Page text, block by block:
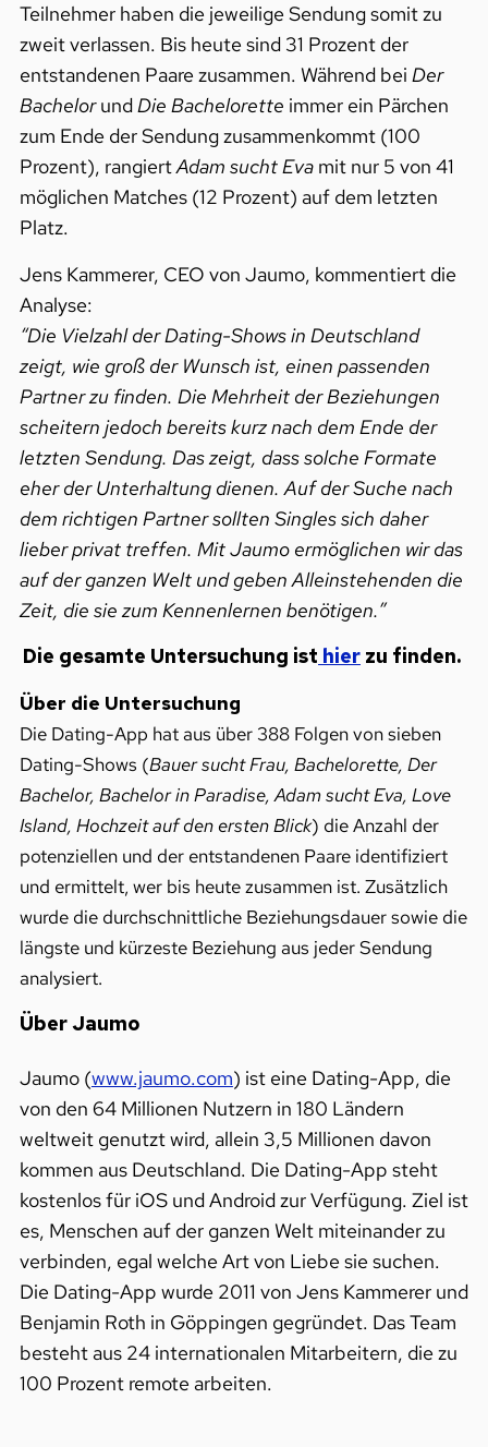
Teilnehmer haben die jeweilige Sendung somit zu
zweit verlassen. Bis heute sind 31 Prozent der
entstandenen Paare zusammen. Während bei Der
BachelorundDie Bachelorette immer ein Pärchen
zum Ende der Sendung zusammenkommt (100
Prozent), rangiertAdam sucht Evamit nur 5 von 41
möglichen Matches (12 Prozent) auf dem letzten
Platz.
Jens Kammerer, CEO von Jaumo, kommentiert die
Analyse:
“Die Vielzahl der Dating-Shows in Deutschland
zeigt, wie groß der Wunsch ist, einen passenden
Partner zu finden. Die Mehrheit der Beziehungen
scheitern jedoch bereits kurz nach dem Ende der
letzten Sendung. Das zeigt, dass solche Formate
eher der Unterhaltung dienen. Auf der Suche nach
dem richtigen Partner sollten Singles sich daher
lieber privat treffen. Mit Jaumo ermöglichen wir das
auf der ganzen Welt und geben Alleinstehenden die
Zeit, die sie zum Kennenlernen benötigen.”
Die gesamte Untersuchung ist hier zu finden.
Über die Untersuchung
Die Dating-App hat aus über 388 Folgen von sieben
Dating-Shows (Bauer sucht Frau, Bachelorette, Der
Bachelor, Bachelor in Paradise, Adam sucht Eva, Love
Island, Hochzeit auf den ersten Blick) die Anzahl der
potenziellen und der entstandenen Paare identifiziert
und ermittelt, wer bis heute zusammen ist. Zusätzlich
wurde die durchschnittliche Beziehungsdauer sowie die
längste und kürzeste Beziehung aus jeder Sendung
analysiert.
Über Jaumo
Jaumo (www.jaumo.com) ist eine Dating-App, die
von den 64 Millionen Nutzern in 180 Ländern
weltweit genutzt wird, allein 3,5 Millionen davon
kommen aus Deutschland. Die Dating-App steht
kostenlos für iOS und Android zur Verfügung. Ziel ist
es, Menschen auf der ganzen Welt miteinander zu
verbinden, egal welche Art von Liebe sie suchen.
Die Dating-App wurde 2011 von Jens Kammerer und
Benjamin Roth in Göppingen gegründet. Das Team
besteht aus 24 internationalen Mitarbeitern, die zu
100 Prozent remote arbeiten.